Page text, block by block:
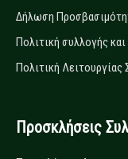
Δήλωση
Πολιτική συλλογής
Πολιτική
Προσκλήσεις